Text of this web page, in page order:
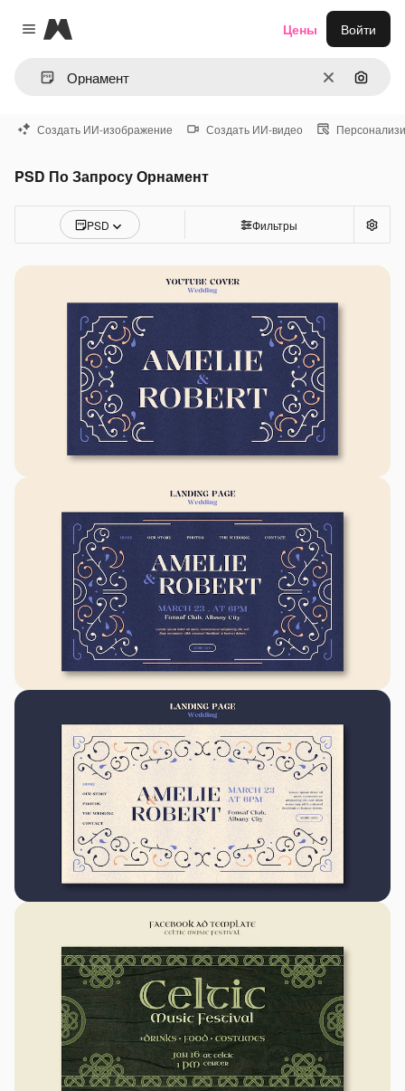
Close menu
Magnific
ОчиститьПоиск
Цены Войти
Создать ИИ-изображение Создать ИИ-видео
PSD По Запросу Орнамент
PSD Фильтры